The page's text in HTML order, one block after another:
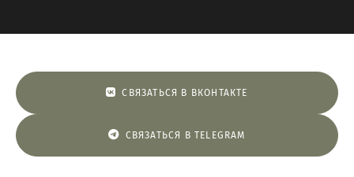
СВЯЗАТЬСЯ В ВКОНТАКТЕ
СВЯЗАТЬСЯ В TELEGRAM